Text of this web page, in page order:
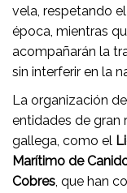
vela, respetando
época, mientras
acompañarán la
sin interferir en la
La organización
entidades de gran
gallega, como el
Marítimo de
Cobres, que han